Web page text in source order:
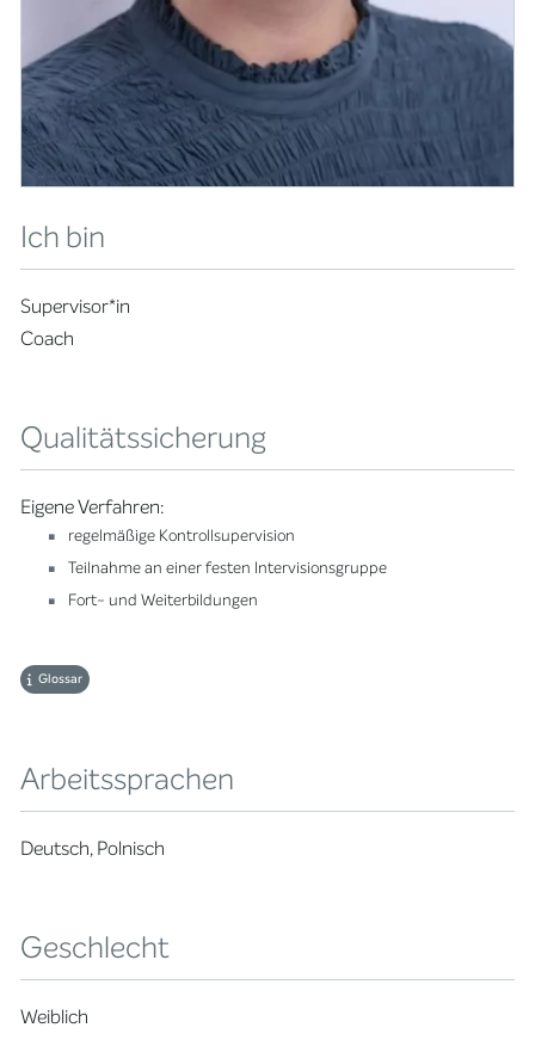
Ich bin
Supervisor*in
Coach
Qualitätssicherung
Eigene Verfahren:
regelmäßige Kontrollsupervision
Teilnahme an einer festen Intervisionsgruppe
Fort- und Weiterbildungen
Glossar
Arbeitssprachen
Deutsch, Polnisch
Geschlecht
Weiblich